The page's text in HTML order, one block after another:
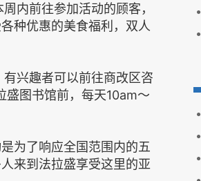
内前往参加活动的顾客，
种优惠的美食福利，双人
有兴趣者可以前往商改区咨
盛图书馆前，每天10am～
为了响应全国范围内的五
来到法拉盛享受这里的亚